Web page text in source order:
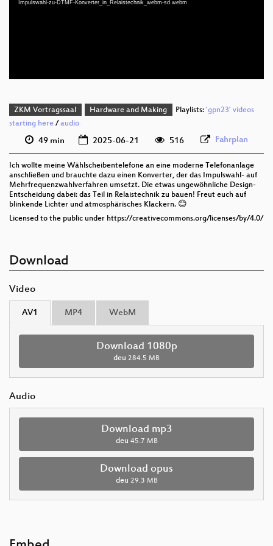
Impulswahl-zu-DTMF-Konverter_in_Relaistechnik_webm-sd.webm
ZKM Vortragssaal Hardware and Making Playlists: 'gpn23' videos
starting here /audio
49 min 2025-06-21 516 Fahrplan
Ich wollte meine Wählscheibentelefone an eine moderne Telefonanlage
anschließen und brauchte dazu einen Konverter, der das Impulswahl- auf
Mehrfrequenzwahlverfahren umsetzt. Die etwas ungewöhnliche Design-
Entscheidung dabei: das Teil in Relaistechnik zu bauen! Freut euch auf
blinkende Lichter und atmosphärisches Klackern. 😊
Licensed to the public under https://creativecommons.org/licenses/by/4.0/
Download
Video
AV1 MP4 WebM
Download 1080p
deu 284.5 MB
Audio
Download mp3
deu 45.7 MB
Download opus
deu 29.3 MB